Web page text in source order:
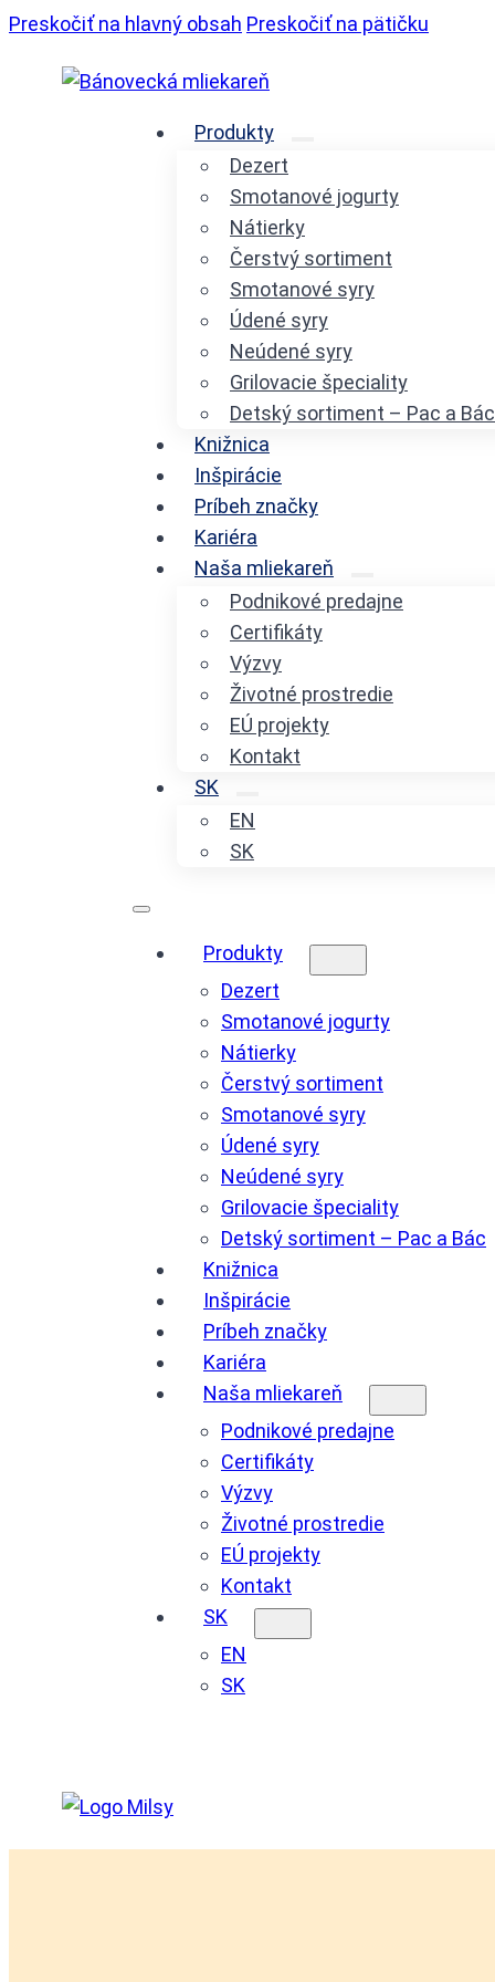
Preskočiť na hlavný obsah Preskočiť na pätičku
Produkty
Dezert
Smotanové jogurty
Nátierky
Čerstvý sortiment
Smotanové syry
Údené syry
Neúdené syry
Grilovacie špeciality
Detský sortiment – Pac a Bác
Knižnica
Inšpirácie
Príbeh značky
Kariéra
Naša mliekareň
Podnikové predajne
Certifikáty
Výzvy
Životné prostredie
EÚ projekty
Kontakt
SK
EN
SK
Produkty
Dezert
Smotanové jogurty
Nátierky
Čerstvý sortiment
Smotanové syry
Údené syry
Neúdené syry
Grilovacie špeciality
Detský sortiment – Pac a Bác
Knižnica
Inšpirácie
Príbeh značky
Kariéra
Naša mliekareň
Podnikové predajne
Certifikáty
Výzvy
Životné prostredie
EÚ projekty
Kontakt
SK
EN
SK